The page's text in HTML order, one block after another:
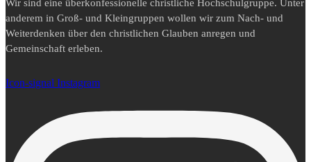
Wir sind eine überkonfessionelle christliche Hochschulgruppe. Unter
anderem in Groß- und Kleingruppen wollen wir zum Nach- und
Weiterdenken über den christlichen Glauben anregen und
Gemeinschaft erleben.
Icon-signal Instagram